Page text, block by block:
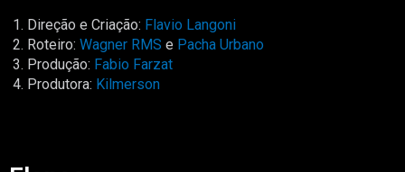
Direção e Criação: Flavio Langoni
Roteiro: Wagner RMS e Pacha Urbano
Produção: Fabio Farzat
Produtora: Kilmerson